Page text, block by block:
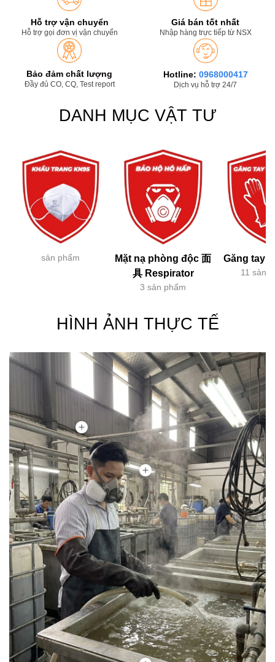
Hỗ trợ vận chuyển
Hỗ trợ gọi đơn vị vận chuyển
Giá bán tốt nhất
Nhập hàng trực tiếp từ NSX
Bảo đảm chất lượng
Đầy đủ CO, CQ, Test report
Hotline: 0968000417
Dịch vụ hỗ trợ 24/7
DANH MỤC VẬT TƯ
sản phẩm
Mặt nạ phòng độc 面
具 Respirator
3 sản phẩm
Găng tay
11 sản
HÌNH ẢNH THỰC TẾ